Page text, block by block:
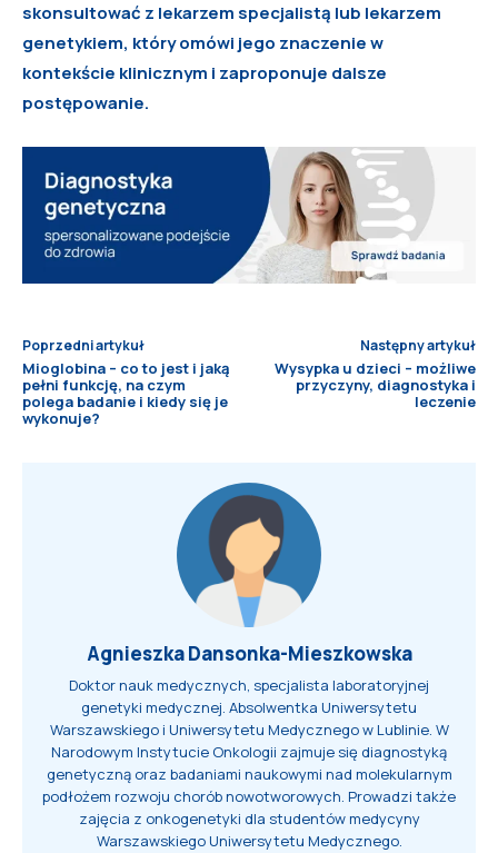
skonsultować z lekarzem specjalistą lub lekarzem
genetykiem, który omówi jego znaczenie w
kontekście klinicznym i zaproponuje dalsze
postępowanie.
Poprzedni artykuł
Mioglobina – co to jest i jaką
pełni funkcję, na czym
polega badanie i kiedy się je
wykonuje?
Następny artykuł
Wysypka u dzieci – możliwe
przyczyny, diagnostyka i
leczenie
Agnieszka Dansonka-Mieszkowska
Doktor nauk medycznych, specjalista laboratoryjnej
genetyki medycznej. Absolwentka Uniwersytetu
Warszawskiego i Uniwersytetu Medycznego w Lublinie. W
Narodowym Instytucie Onkologii zajmuje się diagnostyką
genetyczną oraz badaniami naukowymi nad molekularnym
podłożem rozwoju chorób nowotworowych. Prowadzi także
zajęcia z onkogenetyki dla studentów medycyny
Warszawskiego Uniwersytetu Medycznego.